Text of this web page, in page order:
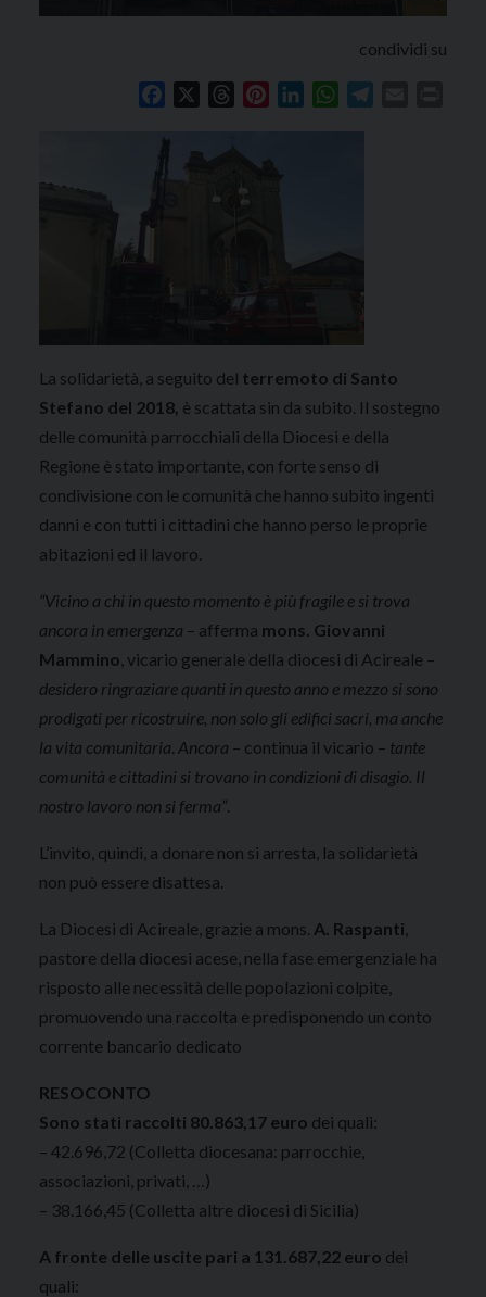
condividi su
Facebook ThreadsPinterestLinkedInWhatsApp
La solidarietà, a seguito del terremoto di Santo
Stefano del 2018, è scattata sin da subito. Il sostegno
delle comunità parrocchiali della Diocesi e della
Regione è stato importante, con forte senso di
condivisione con le comunità che hanno subito ingenti
danni e con tutti i cittadini che hanno perso le proprie
abitazioni ed il lavoro.
“Vicino a chi in questo momento è più fragile e si trova
ancora in emergenza – afferma mons. Giovanni
Mammino , vicario generale della diocesi di Acireale –
desidero ringraziare quanti in questo anno e mezzo si sono
prodigati per ricostruire, non solo gli edifici sacri, ma anche
la vita comunitaria. Ancora – continua il vicario – tante
comunità e cittadini si trovano in condizioni di disagio. Il
nostro lavoro non si ferma”.
L’invito, quindi, a donare non si arresta, la solidarietà
non può essere disattesa.
La Diocesi di Acireale, grazie a mons. A. Raspanti
pastore della diocesi acese, nella fase emergenziale ha
risposto alle necessità delle popolazioni colpite,
promuovendo una raccolta e predisponendo un conto
corrente bancario dedicato
RESOCONTO
Sono stati raccolti 80.863,17 euro dei quali:
– 42.696,72 (Colletta diocesana: parrocchie,
associazioni, privati, …)
– 38.166,45 (Colletta altre diocesi di Sicilia)
A fronte delle uscite pari a 131.687,22 euro dei
quali: